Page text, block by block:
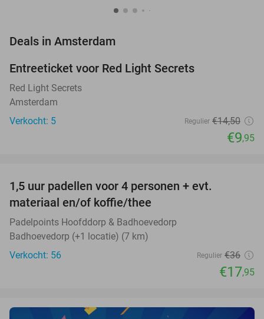
Deals in Amsterdam
TODAY
Entreeticket voor Red Light Secrets
Red Light Secrets
Amsterdam
Verkocht: 5
Regulier €14,50
€9,95
TODAY
1,5 uur padellen voor 4 personen + evt.
materiaal en/of koffie/thee
Padelpoints Hoofddorp & Badhoevedorp
Badhoevedorp (+1 locatie) (7 km)
Verkocht: 56
Regulier €36
€17,95